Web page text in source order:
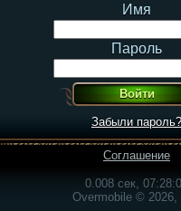
Имя
Пароль
Забыли пароль?
Соглашение
0.008 сек,
Overmobile © 2026,